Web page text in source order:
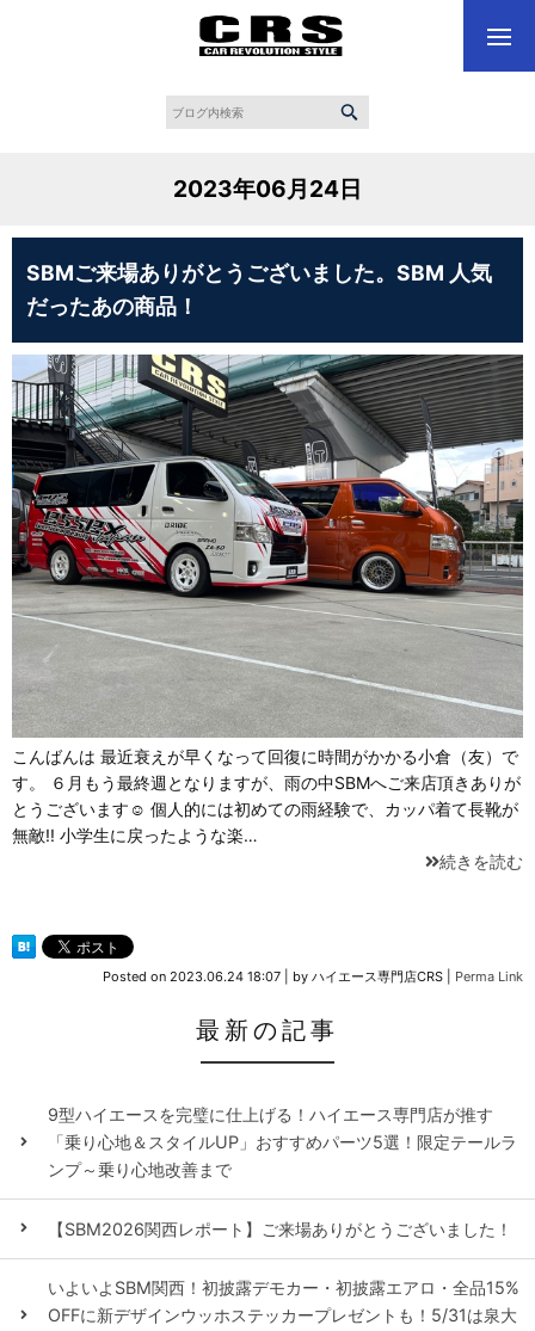
2023年06月24日
SBMご来場ありがとうございました。SBM 人気
だったあの商品！
こんばんは 最近衰えが早くなって回復に時間がかかる小倉（友）で
す。 ６月もう最終週となりますが、雨の中SBMへご来店頂きありが
とうございます☺ 個人的には初めての雨経験で、カッパ着て長靴が
無敵!! 小学生に戻ったような楽…
続きを読む
Posted on 2023.06.24 18:07 by ハイエース専門店CRS Perma Link
最新の記事
9型ハイエースを完璧に仕上げる！ハイエース専門店が推す
「乗り心地＆スタイルUP」おすすめパーツ5選！限定テールラ
ンプ～乗り心地改善まで
【SBM2026関西レポート】ご来場ありがとうございました！
いよいよSBM関西！初披露デモカー・初披露エアロ・全品15%
OFFに新デザインウッホステッカープレゼントも！5/31は泉大